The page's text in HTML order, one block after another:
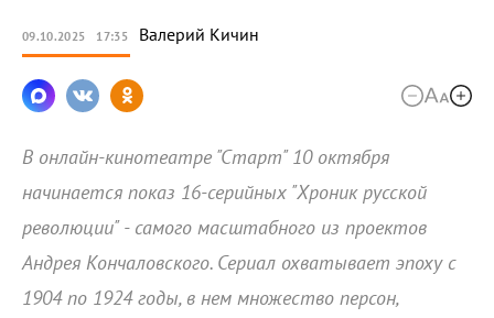
09.10.2025 17:35 Валерий Кичин
В онлайн-кинотеатре "Старт" 10 октября
начинается показ 16-серийных "Хроник русской
революции" - самого масштабного из проектов
Андрея Кончаловского. Сериал охватывает эпоху с
1904 по 1924 годы, в нем множество персон,